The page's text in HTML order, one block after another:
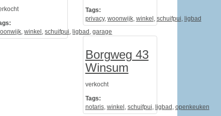
,winkel ,schuifpui, ligbad ,garage
Tags:
privacy, woonwijk, winkel , schuifpui, ligbad
Borgweg 43
Winsum
verkocht
Tags:
notaris, winkel , schuifpui, ligbad , openkeuken